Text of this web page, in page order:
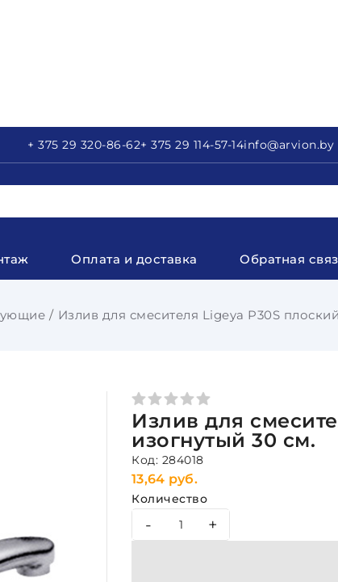
+ 375 29 320-86-62+ 375 29 114-57-14info@arvion.by
Оплата и доставка Обратная
Излив для смесителя Ligeya P30S
Излив для
изогнутый 30 см.
Код: 284018
13,64 руб.
Количество
- +